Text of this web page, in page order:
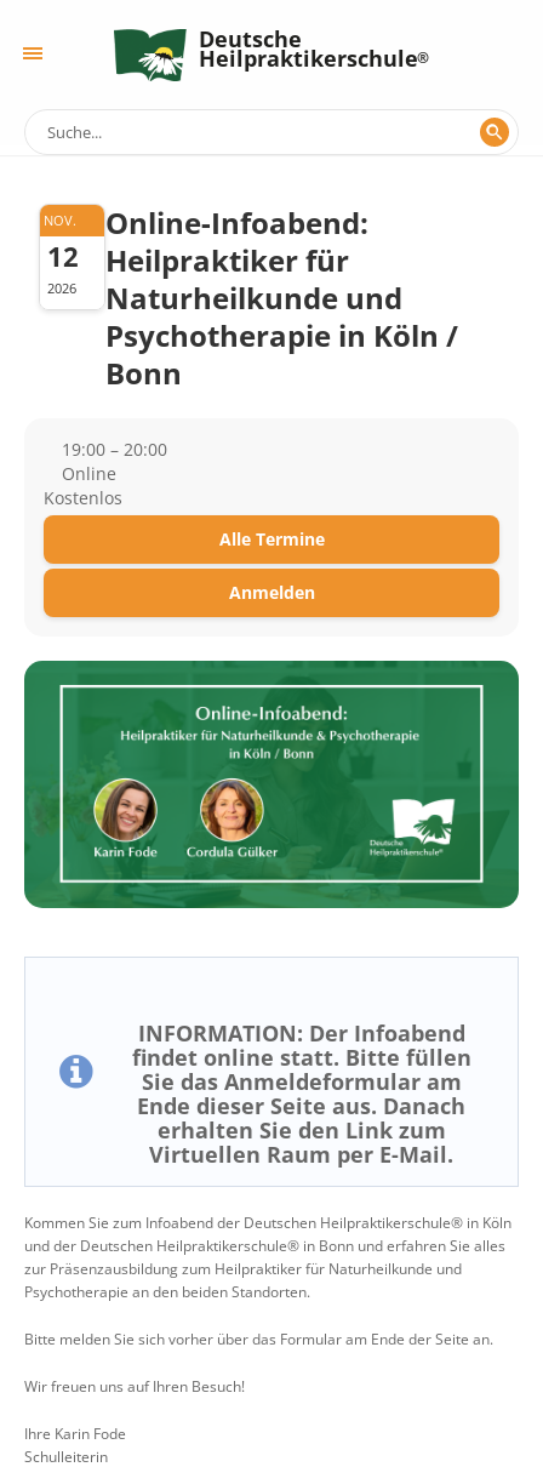
Deutsche
Heilpraktikerschule
NOV.
12
2026
Online-Infoabend:
Heilpraktiker für
Naturheilkunde und
Psychotherapie in Köln /
Bonn
19:00 – 20:00
Online
Kostenlos
Alle Termine
Anmelden
INFORMATION: Der Infoabend
findet online statt. Bitte füllen
Sie das Anmeldeformular am
Ende dieser Seite aus. Danach
erhalten Sie den Link zum
Virtuellen Raum per E-Mail.
Kommen Sie zum Infoabend der Deutschen Heilpraktikerschule® in Köln
und der Deutschen Heilpraktikerschule® in Bonn und erfahren Sie alles
zur Präsenzausbildung zum Heilpraktiker für Naturheilkunde und
Psychotherapie an den beiden Standorten.
Bitte melden Sie sich vorher über das Formular am Ende der Seite an.
Wir freuen uns auf Ihren Besuch!
Ihre Karin Fode
Schulleiterin